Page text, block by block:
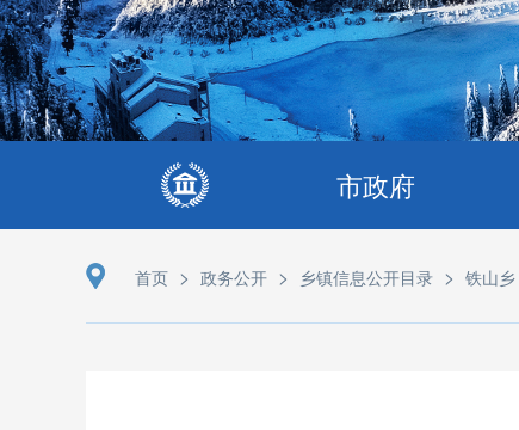
市政府
首页 > 政务公开 > 乡镇信息公开目录 > 铁山乡